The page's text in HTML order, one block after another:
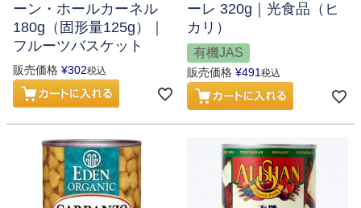
ーン・ホールカーネル
180g（固形量125g）｜
フルーツバスケット
販売価格 ¥302税込
ーレ 320g｜光食品（ヒ
カリ）
有機JAS
販売価格 ¥491税込